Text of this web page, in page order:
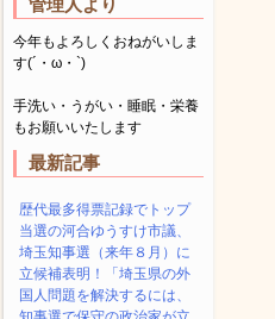
管理人より
今年もよろしくおねがいしま
す(´・ω・`)
手洗い・うがい・睡眠・栄養
もお願いいたします
最新記事
歴代最多得票記録でトップ
当選の河合ゆうすけ市議、
埼玉知事選（来年８月）に
立候補表明！「埼玉県の外
国人問題を解決するには、